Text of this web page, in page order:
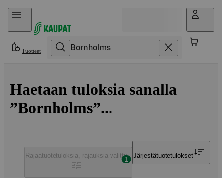
Hyppää sisältöön
Tuotteet
Haetaan tuloksia sanalla
”Bornholms”...
Rajaatuotetuloksia, rajauksia valittu
1
Järjestätuotetulokset